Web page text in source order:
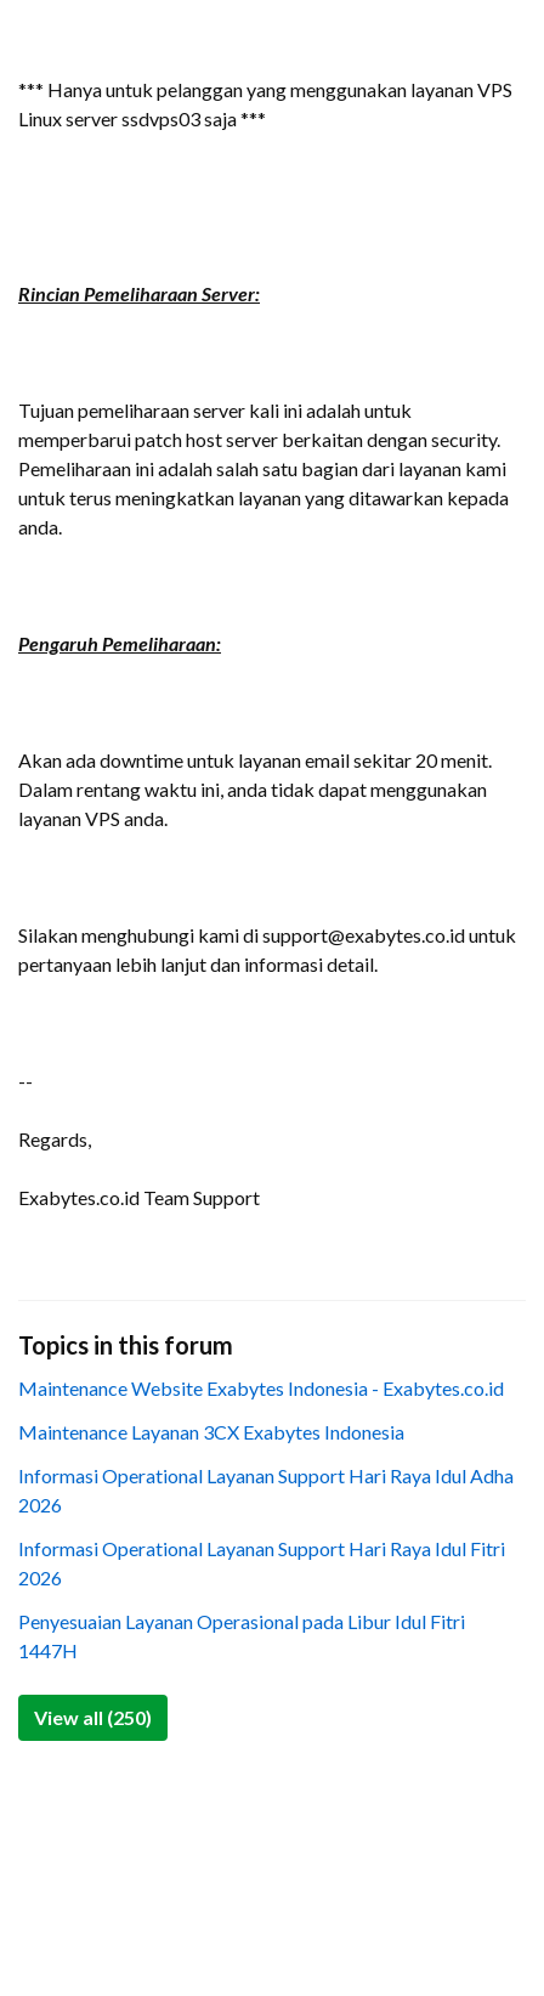
*** Hanya untuk pelanggan yang menggunakan layanan VPS
Linux server ssdvps03 saja ***
Rincian Pemeliharaan Server:
Tujuan pemeliharaan server kali ini adalah untuk
memperbarui patch host server berkaitan dengan security.
Pemeliharaan ini adalah salah satu bagian dari layanan kami
untuk terus meningkatkan layanan yang ditawarkan kepada
anda.
Pengaruh Pemeliharaan:
Akan ada downtime untuk layanan email sekitar 20 menit.
Dalam rentang waktu ini, anda tidak dapat menggunakan
layanan VPS anda.
Silakan menghubungi kami di support@exabytes.co.id untuk
pertanyaan lebih lanjut dan informasi detail.
--
Regards,
Exabytes.co.id Team Support
Topics in this forum
Maintenance Website Exabytes Indonesia - Exabytes.co.id
Maintenance Layanan 3CX Exabytes Indonesia
Informasi Operational Layanan Support Hari Raya Idul Adha
2026
Informasi Operational Layanan Support Hari Raya Idul Fitri
2026
Penyesuaian Layanan Operasional pada Libur Idul Fitri
1447H
View all (250)